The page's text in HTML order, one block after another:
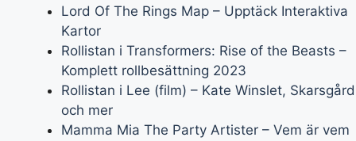
Lord Of The Rings Map – Upptäck Interaktiva
Kartor
Rollistan i Transformers: Rise of the Beasts –
Komplett rollbesättning 2023
Rollistan i Lee (film) – Kate Winslet, Skarsgård
och mer
Mamma Mia The Party Artister – Vem är vem